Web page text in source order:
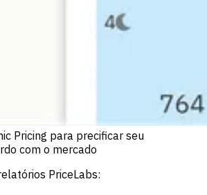
Pricing para precificar seu
com o mercado
PriceLabs: